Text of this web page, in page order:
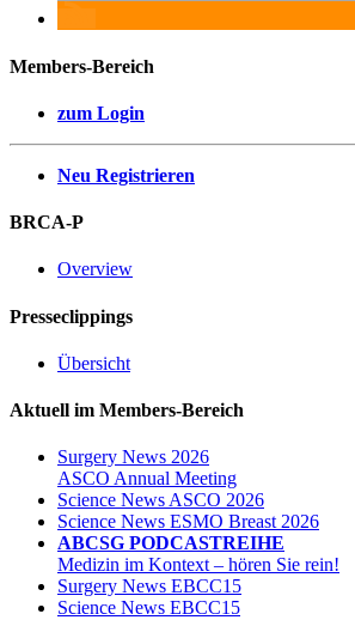
Members-Bereich
zum Login
Neu Registrieren
BRCA-P
Overview
Presseclippings
Übersicht
Aktuell im Members-Bereich
Surgery News 2026
ASCO Annual Meeting
Science News ASCO 2026
Science News ESMO Breast 2026
ABCSG PODCASTREIHE
Medizin im Kontext – hören Sie rein!
Surgery News EBCC15
Science News EBCC15